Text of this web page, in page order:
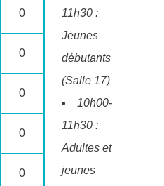
0
0
0
0
0
11h30 :
Jeunes
débutants
(Salle 17)
10h00-
11h30 :
Adultes et
jeunes